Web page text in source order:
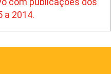
a 2014.